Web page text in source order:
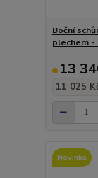
Boční
plechem -
13
11 025
Novinka